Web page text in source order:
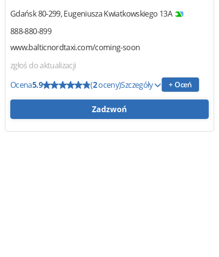
Gdańsk80-299,Eugeniusza Kwiatkowskiego 13A
888-880-899
www.balticnordtaxi.com/coming-soon
zgłoś do aktualizacji
Ocena5.9 (2oceny)Szczegóły + Oceń
Zadzwoń